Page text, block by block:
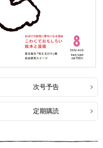
次号予告
定期購読